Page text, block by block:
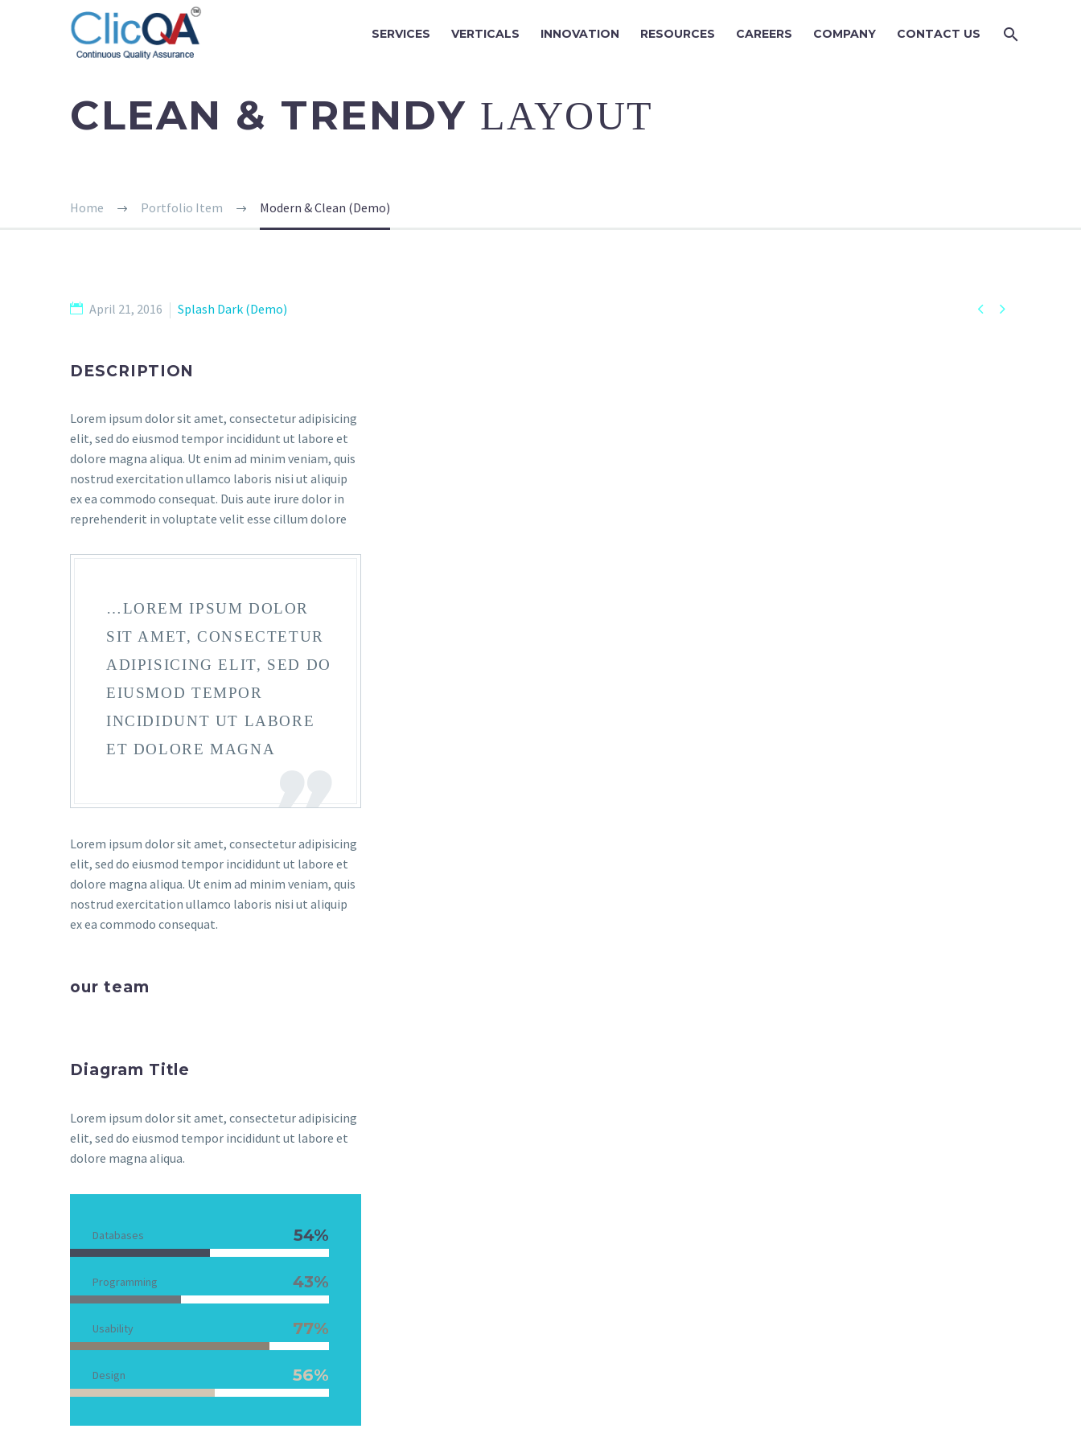
SERVICES VERTICALS INNOVATION RESOURCES CAREERS COMPANY CONTACT US
CLEAN & TRENDY LAYOUT
Home Portfolio Item Modern & Clean (Demo)
 
April 21, 2016 Splash Dark (Demo)
DESCRIPTION
Lorem ipsum dolor sit amet, consectetur adipisicing
elit, sed do eiusmod tempor incididunt ut labore et
dolore magna aliqua. Ut enim ad minim veniam, quis
nostrud exercitation ullamco laboris nisi ut aliquip
ex ea commodo consequat. Duis aute irure dolor in
reprehenderit in voluptate velit esse cillum dolore
…LOREM IPSUM DOLOR
SIT AMET, CONSECTETUR
ADIPISICING ELIT, SED DO
EIUSMOD TEMPOR
INCIDIDUNT UT LABORE
ET DOLORE MAGNA
Lorem ipsum dolor sit amet, consectetur adipisicing
elit, sed do eiusmod tempor incididunt ut labore et
dolore magna aliqua. Ut enim ad minim veniam, quis
nostrud exercitation ullamco laboris nisi ut aliquip
ex ea commodo consequat.
our team
Diagram Title
Lorem ipsum dolor sit amet, consectetur adipisicing
elit, sed do eiusmod tempor incididunt ut labore et
dolore magna aliqua.
Databases 54%
Programming 43%
Usability 77%
Design 56%